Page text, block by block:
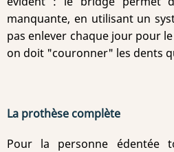
manquante, en utilisant un
pas enlever chaque jour pour
on doit "couronner" les dents
La prothèse complète
Pour la personne édentée